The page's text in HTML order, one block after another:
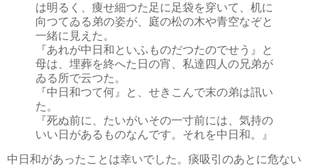
は明るく、痩せ細つた足に足袋を穿いて、机に
向つてゐる弟の姿が、庭の松の木や青空なぞと
一緒に見えた。
『あれが中日和といふものだつたのでせう』と
母は、埋葬を終へた日の宵、私達四人の兄弟が
ゐる所で云つた。
『中日和つて何』と、せきこんで末の弟は訊い
た。
『死ぬ前に、たいがいその一寸前には、気持の
いい日があるものなんです。それを中日和。』
中日和があったことは幸いでした。痰吸引のあとに危ない